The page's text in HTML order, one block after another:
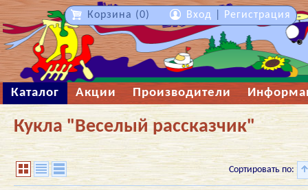
Каталог Акции Производители
Кукла "Веселый рассказчик"
Сортировать по:
Корзина (0) Вход Регистрация